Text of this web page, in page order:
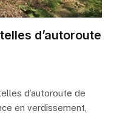
d’autoroute
d’autoroute de
en verdissement,